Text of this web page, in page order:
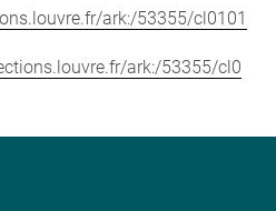
ark:/53355/cl0101
ark:/53355/cl0